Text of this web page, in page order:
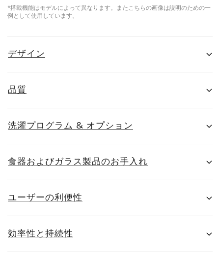
*搭載機能はモデルによって異なります。またこちらの画像は説明のための一
例として使用しています。
デザイン
品質
洗濯プログラム & オプション
食器およびガラス製品のお手入れ
ユーザーの利便性
効率性と持続性